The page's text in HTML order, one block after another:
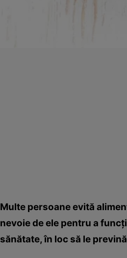
Multe persoane evită
nevoie de ele pentru a
sănătate, în loc să le